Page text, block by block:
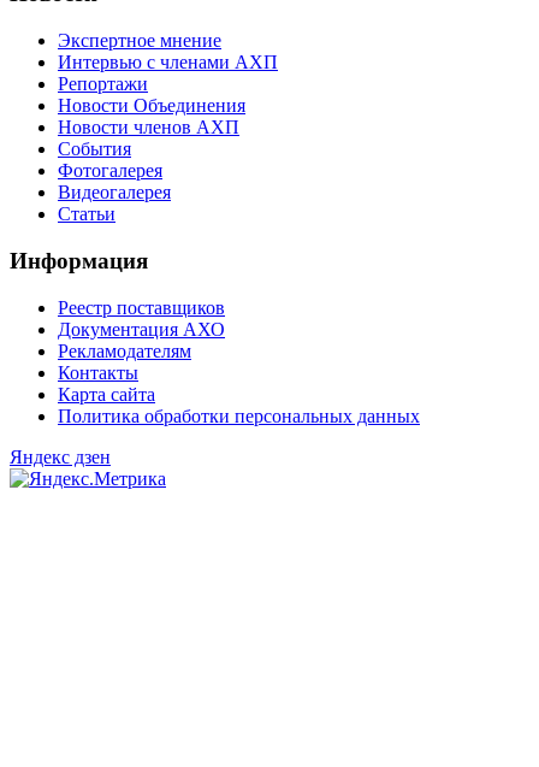
Экспертное мнение
Интервью с членами АХП
Репортажи
Новости Объединения
Новости членов АХП
События
Фотогалерея
Видеогалерея
Статьи
Информация
Реестр поставщиков
Документация АХО
Рекламодателям
Контакты
Карта сайта
Политика обработки персональных данных
Яндекс дзен